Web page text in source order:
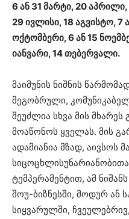
6 ან 31 მარტი, 20 აპრილი,
29 ივლისი, 18 აგვისტო, 7
ოქტომბერი, 6 ან 15
იანვარი, 14 თებერვალი.
მაიმუნის ნიშნის
მეგობრული,
შეუძლია სხვა მის
მოაწონოს ყველას. მის
ადამიანია მზად, აივსოს
ტემპერამენტით, ამ
შოუ-ბიზნესში, მოდურ ან
სიყვარულში,